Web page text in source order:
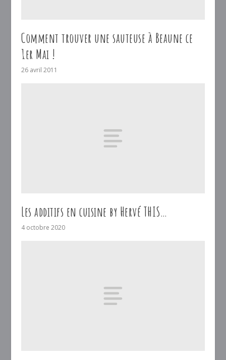
Comment trouver une sauteuse à Beaune ce
1er Mai !
26 avril 2011
Les additifs en cuisine by Hervé THIS…
4 octobre 2020